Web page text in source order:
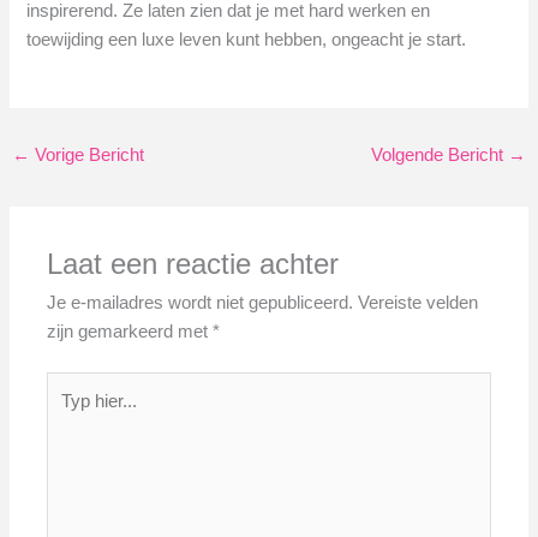
inspirerend. Ze laten zien dat je met hard werken en
toewijding een luxe leven kunt hebben, ongeacht je start.
← Vorige Bericht Volgende Bericht →
Laat een reactie achter
Je e-mailadres wordt niet gepubliceerd. Vereiste velden
zijn gemarkeerd met*
hier...